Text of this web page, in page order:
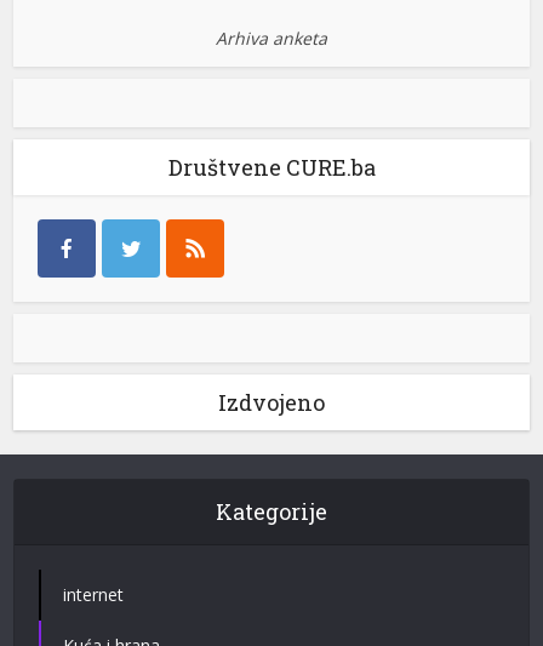
Arhiva anketa
Društvene CURE.ba
Izdvojeno
Kategorije
internet